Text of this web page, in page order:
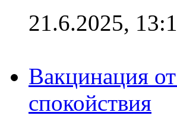
21.6.2025,
Вакцинация
спокойствия